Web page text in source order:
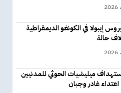
إيبولا في الكونغو الديمقراطية
ميليشيات الحوثي للمدنيين
غادر وجبان